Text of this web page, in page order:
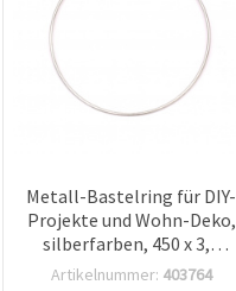
Metall-Bastelring für DIY-
Projekte und Wohn-Deko,
silberfarben, 450 x 3,5
mm
Artikelnummer: 403764